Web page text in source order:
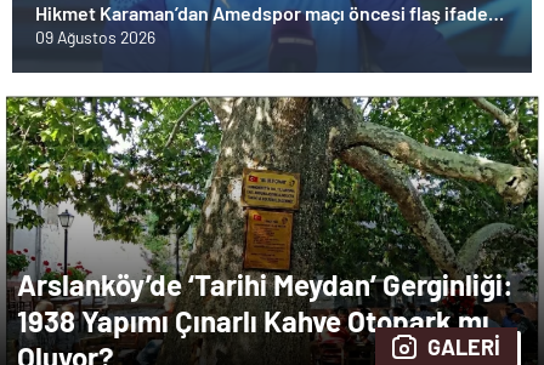
Hikmet Karaman’dan Amedspor maçı öncesi flaş ifade:
“Başkanla da konuşmuştum”
09 Ağustos 2026
Arslanköy’de ‘Tarihi Meydan’ Gerginliği:
1938 Yapımı Çınarlı Kahve Otopark mı
Oluyor?
GALERİ